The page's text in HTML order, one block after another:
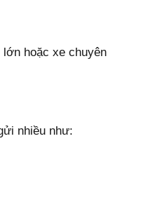
hoặc xe chuyên
nhiều như: